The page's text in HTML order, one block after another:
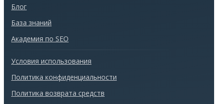
Блог
База знаний
Академия по SEO
Условия использования
Политика конфиденциальности
Политика возврата средств